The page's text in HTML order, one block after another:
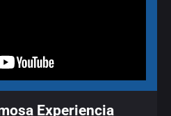
Experiencia